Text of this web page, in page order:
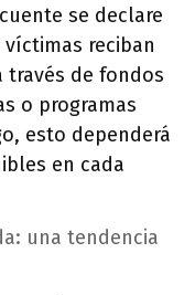
se declare
reciban
través de fondos
o programas
esto dependerá
en cada
una tendencia